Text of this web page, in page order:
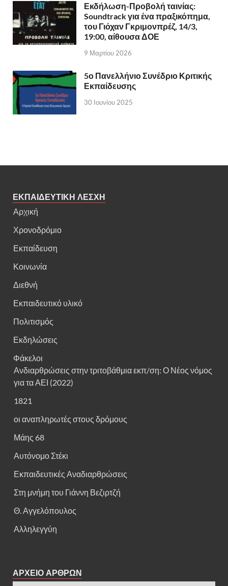
Εκδήλωση-Προβολή ταινίας:
Soundtrack για ένα πραξικόπημα,
του Γιόχαν Γκριμονπρέζ, 14/3,
19:00, αίθουσα ΔΟΕ
9 Μαρτίου 2026
5ο Πανελλήνιο Συνέδριο Κριτικής
Εκπαίδευσης
30 Ιουνίου 2025
ΕΚΠΑΙΔΕΥΤΙΚΗ ΛΕΣΧΗ
Αρχική
Χρονοδρόμιο
Εκπαίδευση
Κοινωνία
Διεθνή
Εκπαιδευτικό υλικό
Πολιτισμός
Εκδηλώσεις
Φάκελοι
Ανδιαρθρώσεις στην τριτοβάθμια εκπ/ση: Ο Νέος νόμος
για τα ΑΕΙ (2022)
1821
οι αναπληρωτές στους δρόμους
Μάης 68
Αυτόνομο Στέκι
Εκπαιδευτικές Αναδιαρθρώσεις
Στη μνήμη του Γιάννη Βεζιρτζή
Θ. Αγγελόπουλος
Αλληλεγγύη
ΑΡΧΕΙΟ ΑΡΘΡΩΝ